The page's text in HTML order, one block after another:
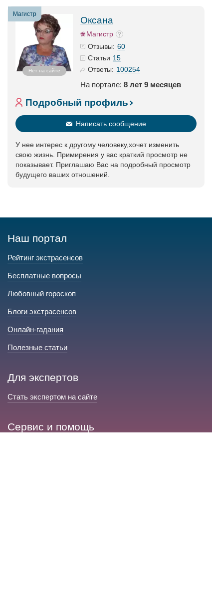
Магистр
Нет на сайте
Оксана
Магистр
Отзывы: 60
Статьи 15
Ответы: 100254
На портале: 8 лет 9 месяцев
Подробный профиль
Написать сообщение
У нее интерес к другому человеку,хочет изменить
свою жизнь. Примирения у вас краткий просмотр не
показывает. Приглашаю Вас на подробный просмотр
будущего ваших отношений.
Наш портал
Рейтинг экстрасенсов
Бесплатные вопросы
Любовный гороскоп
Блоги экстрасенсов
Онлайн-гадания
Полезные статьи
Для экспертов
Стать экспертом на сайте
Сервис и помощь